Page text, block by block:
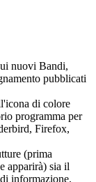
nuovi Bandi,
pubblicati
di colore
programma per
Firefox,
(prima
apparirà) sia il
informazione.